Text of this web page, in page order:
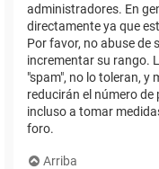
administradores. En
directamente ya que
Por favor, no abuse de
incrementar su rango.
"spam", no lo toleran,
reducirán el número
incluso a tomar
foro.
Arriba